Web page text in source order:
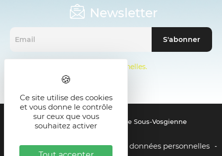
Newsletter
Mentions sur les données personnelles.
© 2021 - SMICTOM de la Zone Sous-Vosgienne
Mentions légales - Gestion des données personnelles -
Ce site utilise des cookies
et vous donne le contrôle
sur ceux que vous
souhaitez activer